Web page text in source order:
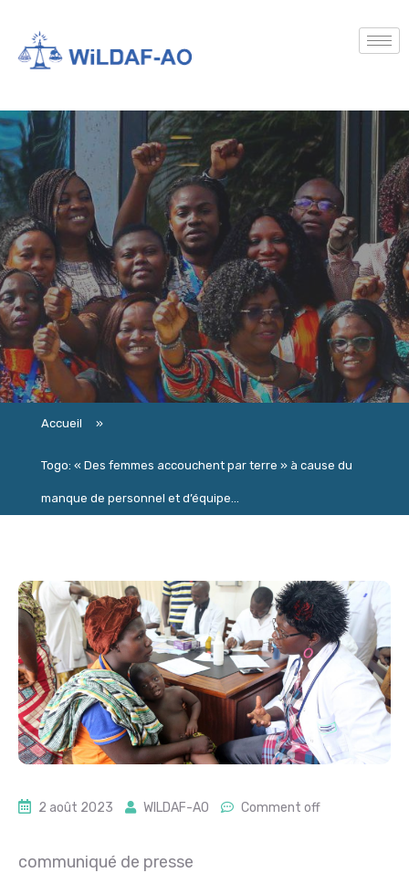
Accueil »
Togo: « Des femmes accouchent par terre » à cause du
manque de personnel et d’équipe...
2 août 2023 WILDAF-AO Comment off
communiqué de presse